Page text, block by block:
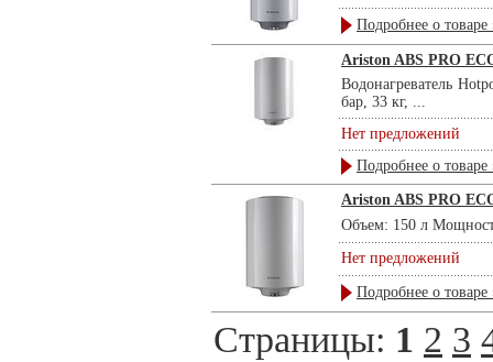
Подробнее о товаре
Ariston ABS PRO
Водонагреватель
бар, 33 кг, ...
Нет предложений
Подробнее о товаре
Ariston ABS PRO
Объем: 150 л
Нет предложений
Подробнее о товаре
Страницы: 1 2 3